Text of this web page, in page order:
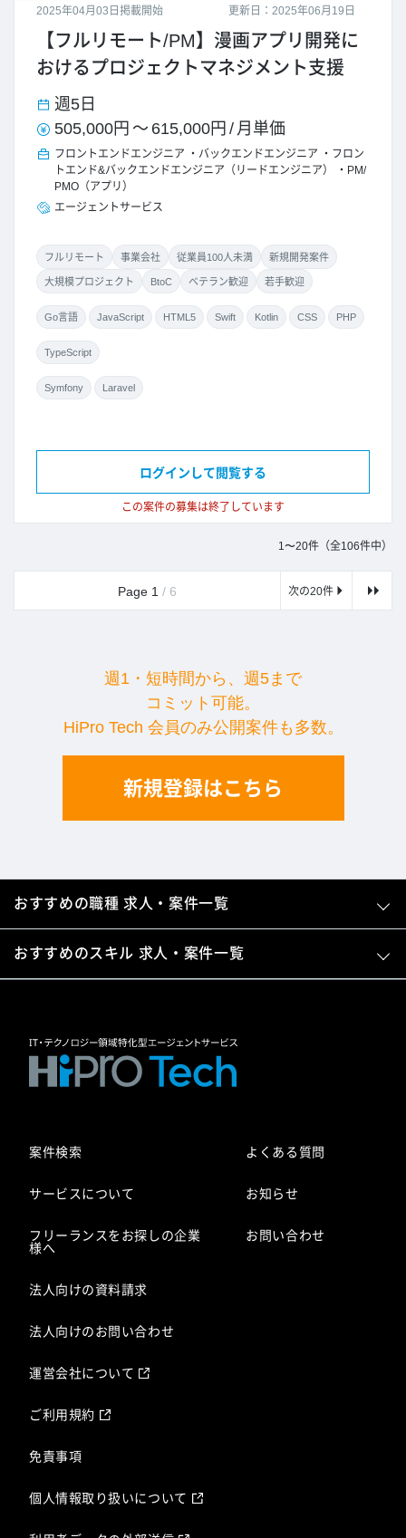
更新日：2025年06月19日
2025年04月03日掲載開始
【フルリモート/PM】漫画アプリ開発に
おけるプロジェクトマネジメント支援
週5日
505,000円 ～ 615,000円 / 月単価
フロントエンドエンジニア バックエンドエンジニア
フロン
トエンド&バックエンドエンジニア（リードエンジニア）
PM/
PMO（アプリ）
エージェントサービス
フルリモート 事業会社 従業員100人未満 新規開発案件
大規模プロジェクト BtoC ベテラン歓迎 若手歓迎
Go言語 JavaScript HTML5 Swift Kotlin CSS PHP
TypeScript
Symfony Laravel
この案件の募集は終了しています
ログインして閲覧する
Page 1 / 6 次の20件
1〜20件（全106件中）
週1・短時間から、週5まで
コミット可能。
HiPro Tech 会員のみ公開案件も多数。
新規登録はこちら
おすすめの職種 求人・案件一覧
おすすめのスキル 求人・案件一覧
案件検索
サービスについて
フリーランスをお探しの企業
様へ
法人向けの資料請求
法人向けのお問い合わせ
よくある質問
お知らせ
お問い合わせ
運営会社について
ご利用規約
免責事項
個人情報取り扱いについて